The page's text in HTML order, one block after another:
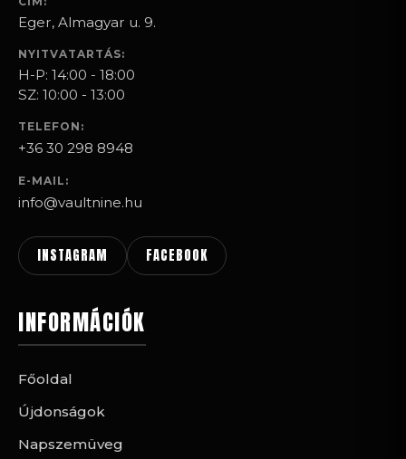
Eger, Almagyar u. 9.
NYITVATARTÁS:
H-P: 14:00 - 18:00
SZ: 10:00 - 13:00
TELEFON:
+36 30 298 8948
E-MAIL:
info@vaultnine.hu
INSTAGRAM FACEBOOK
INFORMÁCIÓK
Főoldal
Újdonságok
Napszemüveg